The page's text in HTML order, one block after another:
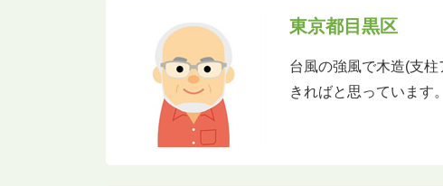
東京都目黒区
台風の強風で木造(支
きればと思っています